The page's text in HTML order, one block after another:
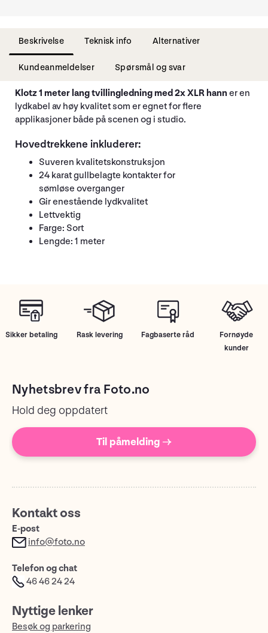
Beskrivelse Teknisk info Alternativer
Kundeanmeldelser Spørsmål og svar
Klotz 1 meter lang tvillingledning med 2x XLR hann er en
lydkabel av høy kvalitet som er egnet for flere
applikasjoner både på scenen og i studio.
Hovedtrekkene inkluderer:
Suveren kvalitetskonstruksjon
24 karat gullbelagte kontakter for
sømløse overganger
Gir enestående lydkvalitet
Lettvektig
Farge: Sort
Lengde: 1 meter
Sikker betaling Rask levering Fagbaserte råd
Fornøyde
kunder
Nyhetsbrev fra Foto.no
Hold deg oppdatert
Til påmelding →
Kontakt oss
E-post
info@foto.no
Telefon og chat
46 46 24 24
Nyttige lenker
Besøk og parkering